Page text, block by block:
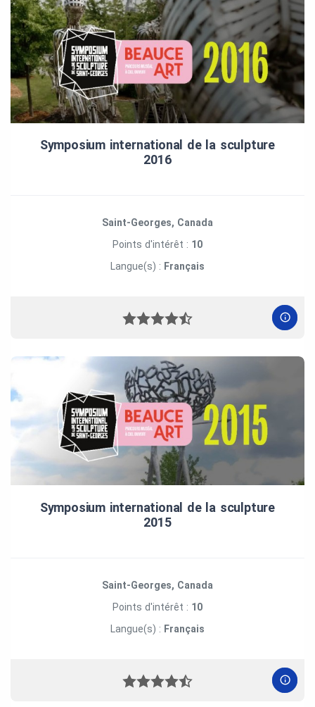
Symposium international de la sculpture
2016
Saint-Georges, Canada
Points d'intérêt : 10
Langue(s) : Français
Symposium international de la sculpture
2015
Saint-Georges, Canada
Points d'intérêt : 10
Langue(s) : Français